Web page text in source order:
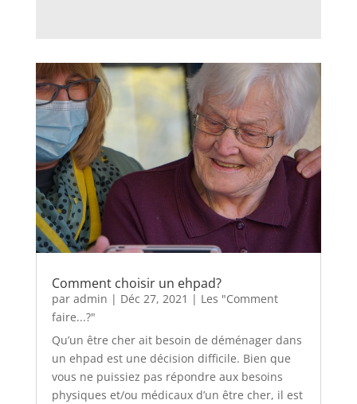
Comment choisir un ehpad?
par admin | Déc 27, 2021 | Les "Comment
faire...?"
Qu’un être cher ait besoin de déménager dans
un ehpad est une décision difficile. Bien que
vous ne puissiez pas répondre aux besoins
physiques et/ou médicaux d’un être cher, il est